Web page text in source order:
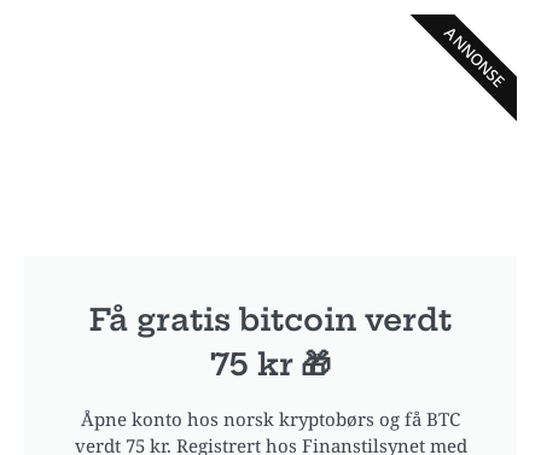
Få gratis bitcoin verdt
75 kr 🎁
Åpne konto hos norsk kryptobørs og få BTC
verdt 75 kr. Registrert hos Finanstilsynet med
ANNONSE